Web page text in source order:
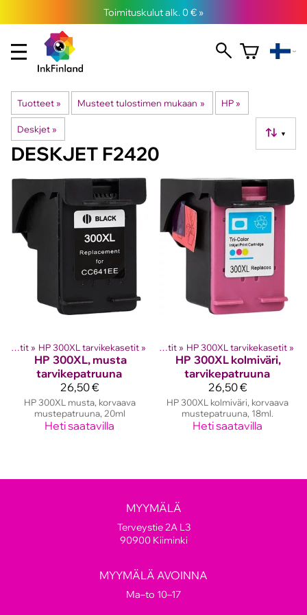
Toimituskulut alk. 0 € »
Tuotteet ‪» Musteet tulostimen mukaan ‪» HP ‪»
Deskjet ‪» ▼
DESKJET F2420
HP mustekasetit ‪» HP 300XL tarvikekasetit ‪»
HP 300XL, musta
tarvikepatruuna
26,50 €
HP 300XL musta, korvaava
mustepatruuna, 20ml
Heti saatavilla
kasetit‪» HP mustekasetit ‪» HP 300XL tarvikekasetit ‪»
HP 300XL kolmiväri,
tarvikepatruuna
26,50 €
HP 300XL kolmiväri, korvaava
mustepatruuna, 18ml.
Heti saatavilla
MYYMÄLÄ
Terveystie 2A L3
90900 Kiiminki
MYYMÄLÄ AVOINNA
Ma–to 10–17